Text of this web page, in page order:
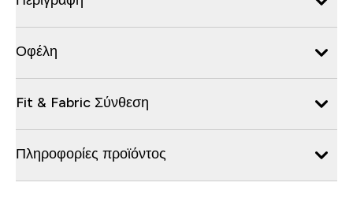
Οφέλη
Fit & Fabric Σύνθεση
Πληροφορίες προϊόντος